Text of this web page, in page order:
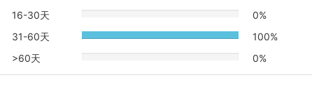
Complete
16-30天
Complete
0%
31-60天
20%
Complete
100%
>60天
Complete
0%